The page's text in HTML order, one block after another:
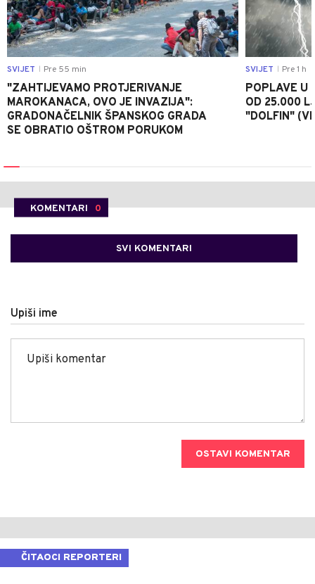
SVIJET Pre 55 min
"ZAHTIJEVAMO PROTJERIVANJE
MAROKANACA, OVO JE INVAZIJA":
GRADONAČELNIK ŠPANSKOG GRADA
SE OBRATIO OŠTROM PORUKOM
SVIJET Pre 1 h
POPLAVE U
OD 25.000
"DOLFIN"
KOMENTARI 0
SVI KOMENTARI
Upiši ime
OSTAVI KOMENTAR
ČITAOCI REPORTERI